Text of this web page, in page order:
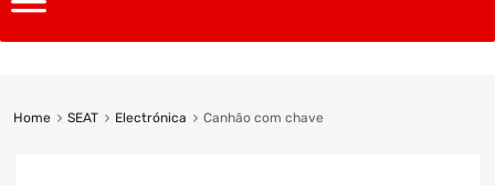
Home SEAT Electrónica Canhão com chave